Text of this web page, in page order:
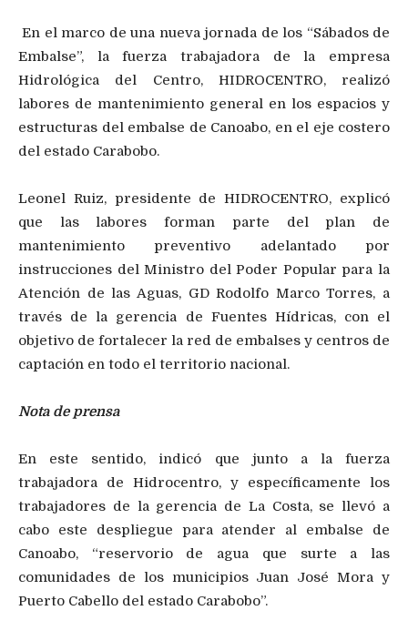
En el marco de una nueva jornada de los “Sábados de
Embalse”, la fuerza trabajadora de la empresa
Hidrológica del Centro, HIDROCENTRO, realizó
labores de mantenimiento general en los espacios y
estructuras del embalse de Canoabo, en el eje costero
del estado Carabobo.
Leonel Ruiz, presidente de HIDROCENTRO, explicó
que las labores forman parte del plan de
mantenimiento preventivo adelantado por
instrucciones del Ministro del Poder Popular para la
Atención de las Aguas, GD Rodolfo Marco Torres, a
través de la gerencia de Fuentes Hídricas, con el
objetivo de fortalecer la red de embalses y centros de
captación en todo el territorio nacional.
Nota de prensa
En este sentido, indicó que junto a la fuerza
trabajadora de Hidrocentro, y específicamente los
trabajadores de la gerencia de La Costa, se llevó a
cabo este despliegue para atender al embalse de
Canoabo, “reservorio de agua que surte a las
comunidades de los municipios Juan José Mora y
Puerto Cabello del estado Carabobo”.